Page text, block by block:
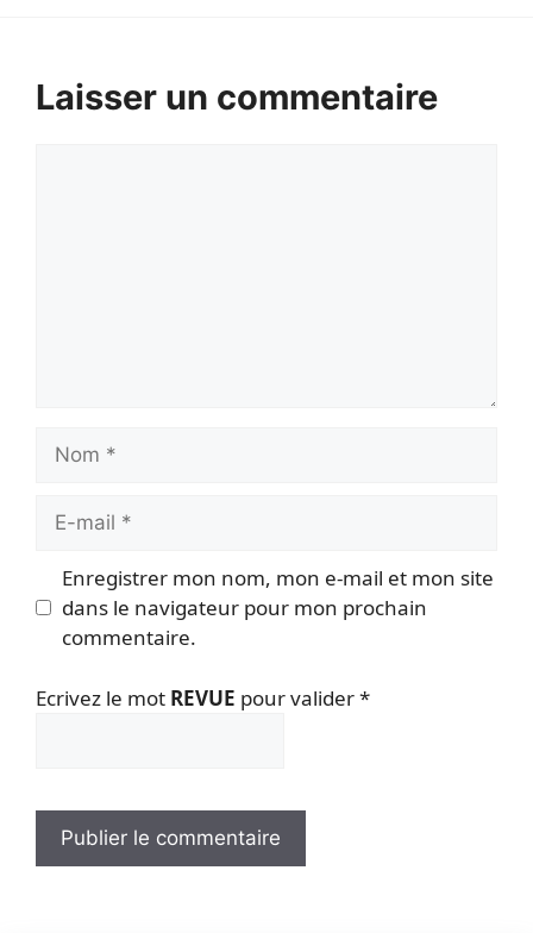
Laisser un commentaire
Nom
Enregistrer mon nom, mon e-mail et mon site
dans le navigateur pour mon prochain
commentaire.
Ecrivez le mot REVUE pour valider*